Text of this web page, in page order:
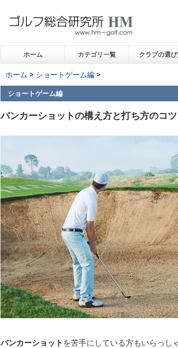
ホーム カテゴリ一覧 クラブの選
ホーム > ショートゲーム編 >
ショートゲーム編
バンカーショットの構え方と打ち方のコツ
バンカーショット を苦手にしている方もいらっし